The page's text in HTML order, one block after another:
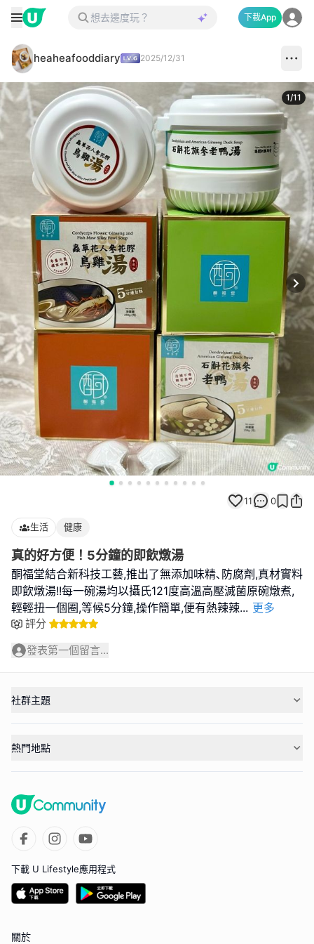
下載App
heaheafooddiary 2025/12/31
1/11
11 0
生活 健康
真的好方便！5分鐘的即飲燉湯
酮福堂結合新科技工藝,推出了無添加味精､防腐劑,真材實料
即飲燉湯!!每一碗湯均以攝氏121度高溫高壓滅菌原碗燉煮,
輕輕扭一個圈,等候5分鐘,操作簡單,便有熱辣辣... 更多
評分
發表第一個留言...
社群主題
熱門地點
下載 U Lifestyle應用程式
關於